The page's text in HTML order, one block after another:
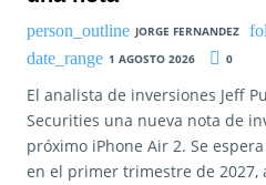
JORGE FERNANDEZ
1 AGOSTO 2026
0
El analista de inversiones Jeff
Securities una nueva nota de
próximo iPhone Air 2. Se
en el primer trimestre de 2027,